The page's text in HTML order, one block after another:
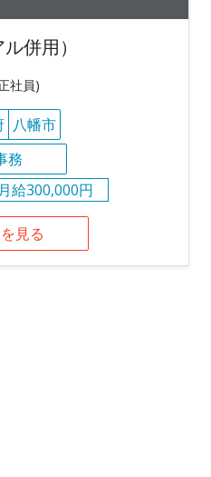
併用）
社員)
八幡市
務
月給300,000円
見る